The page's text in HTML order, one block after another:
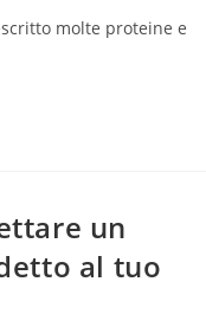
molte proteine e
un
al tuo